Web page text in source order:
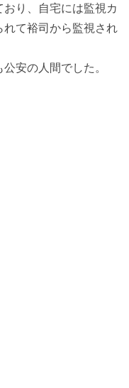
り、自宅には監視カ
れて裕司から監視され
安の人間でした。